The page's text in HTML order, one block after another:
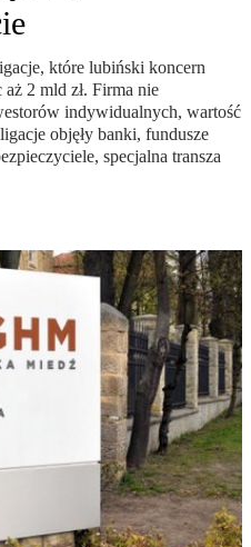
które lubiński koncern
2 mld zł. Firma nie
indywidualnych, wartość
objęły banki, fundusze
specjalna transza